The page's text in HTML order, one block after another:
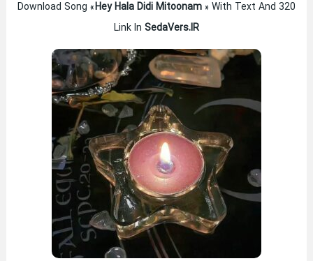
Download Song «Hey Hala Didi Mitoonam » With Text And 320
Link In SedaVers.IR